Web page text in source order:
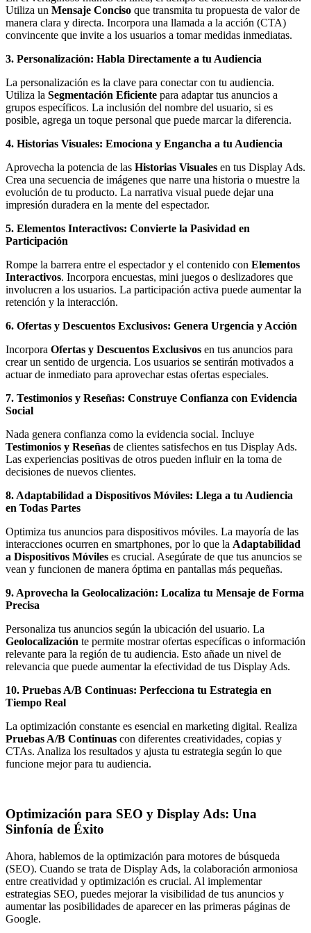
Utiliza un Mensaje Conciso que transmita tu propuesta de valor de
manera clara y directa. Incorpora una llamada a la acción (CTA)
convincente que invite a los usuarios a tomar medidas inmediatas.
3. Personalización: Habla Directamente a tu Audiencia
La personalización es la clave para conectar con tu audiencia.
Utiliza la Segmentación Eficiente para adaptar tus anuncios a
grupos específicos. La inclusión del nombre del usuario, si es
posible, agrega un toque personal que puede marcar la diferencia.
4. Historias Visuales: Emociona y Engancha a tu Audiencia
Aprovecha la potencia de las Historias Visuales en tus Display Ads.
Crea una secuencia de imágenes que narre una historia o muestre la
evolución de tu producto. La narrativa visual puede dejar una
impresión duradera en la mente del espectador.
5. Elementos Interactivos: Convierte la Pasividad en
Participación
Rompe la barrera entre el espectador y el contenido con Elementos
Interactivos. Incorpora encuestas, mini juegos o deslizadores que
involucren a los usuarios. La participación activa puede aumentar la
retención y la interacción.
6. Ofertas y Descuentos Exclusivos: Genera Urgencia y Acción
Incorpora Ofertas y Descuentos Exclusivos en tus anuncios para
crear un sentido de urgencia. Los usuarios se sentirán motivados a
actuar de inmediato para aprovechar estas ofertas especiales.
7. Testimonios y Reseñas: Construye Confianza con Evidencia
Social
Nada genera confianza como la evidencia social. Incluye
Testimonios y Reseñas de clientes satisfechos en tus Display Ads.
Las experiencias positivas de otros pueden influir en la toma de
decisiones de nuevos clientes.
8. Adaptabilidad a Dispositivos Móviles: Llega a tu Audiencia
en Todas Partes
Optimiza tus anuncios para dispositivos móviles. La mayoría de las
interacciones ocurren en smartphones, por lo que la Adaptabilidad
a Dispositivos Móviles es crucial. Asegúrate de que tus anuncios se
vean y funcionen de manera óptima en pantallas más pequeñas.
9. Aprovecha la Geolocalización: Localiza tu Mensaje de Forma
Precisa
Personaliza tus anuncios según la ubicación del usuario. La
Geolocalización te permite mostrar ofertas específicas o información
relevante para la región de tu audiencia. Esto añade un nivel de
relevancia que puede aumentar la efectividad de tus Display Ads.
10. Pruebas A/B Continuas: Perfecciona tu Estrategia en
Tiempo Real
La optimización constante es esencial en marketing digital. Realiza
Pruebas A/B Continuas con diferentes creatividades, copias y
CTAs. Analiza los resultados y ajusta tu estrategia según lo que
funcione mejor para tu audiencia.
Optimización para SEO y Display Ads: Una
Sinfonía de Éxito
Ahora, hablemos de la optimización para motores de búsqueda
(SEO). Cuando se trata de Display Ads, la colaboración armoniosa
entre creatividad y optimización es crucial. Al implementar
estrategias SEO, puedes mejorar la visibilidad de tus anuncios y
aumentar las posibilidades de aparecer en las primeras páginas de
Google.